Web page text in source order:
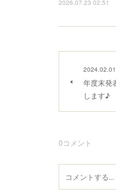
2026.07.23 02:51
年度末発
します♪
0コメント